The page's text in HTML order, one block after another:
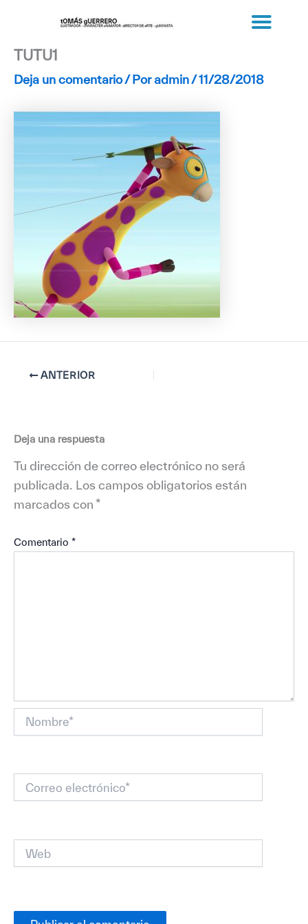
contenido
TUTU1
Deja un comentario/ Poradmin/11/28/2018
ANTERIOR
Deja una respuesta
Tu dirección de correo electrónico no será
publicada. Los campos obligatorios están
marcados con*
Comentario *
electrónico*